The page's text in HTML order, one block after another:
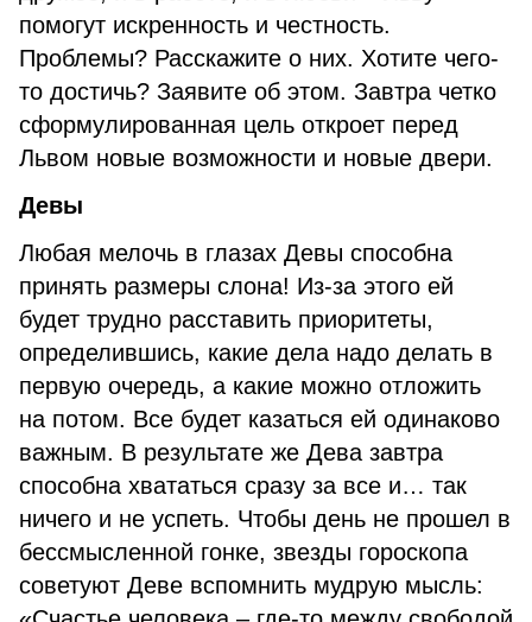
помогут искренность и честность.
Проблемы? Расскажите о них. Хотите чего-
то достичь? Заявите об этом. Завтра четко
сформулированная цель откроет перед
Львом новые возможности и новые двери.
Девы
Любая мелочь в глазах Девы способна
принять размеры слона! Из-за этого ей
будет трудно расставить приоритеты,
определившись, какие дела надо делать в
первую очередь, а какие можно отложить
на потом. Все будет казаться ей одинаково
важным. В результате же Дева завтра
способна хвататься сразу за все и… так
ничего и не успеть. Чтобы день не прошел в
бессмысленной гонке, звезды гороскопа
советуют Деве вспомнить мудрую мысль: